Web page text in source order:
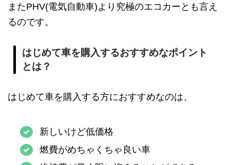
またPHV(電気自動車)より究極のエコカーとも言え
るのです。
はじめて車を購入するおすすめなポイント
とは？
はじめて車を購入する方におすすめなのは、
新しいけど低価格
燃費がめちゃくちゃ良い車